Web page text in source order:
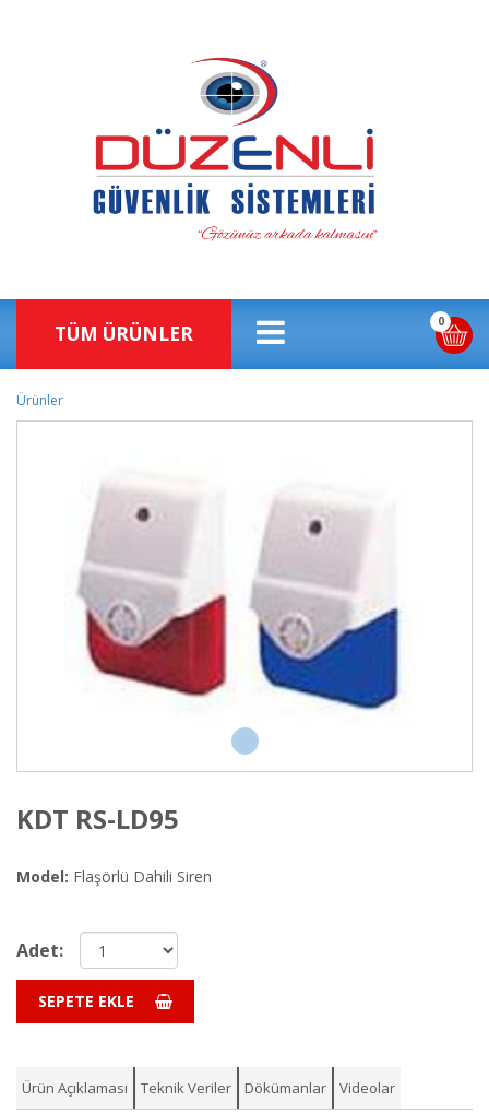
TÜM ÜRÜNLER 0
Ürünler
KDT RS-LD95
Model: Flaşörlü Dahili Siren
Adet:
SEPETE EKLE
Ürün Açıklaması Teknik Veriler Dökümanlar Videolar